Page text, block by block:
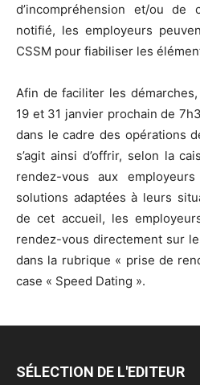
d’incompréhension et/ou de
notifié, les employeurs
CSSM pour fiabiliser les
Afin de faciliter les
19 et 31 janvier prochain de
dans le cadre des opérations
s’agit ainsi d’offrir, selon la
rendez-vous aux
solutions adaptées à leurs
de cet accueil, les
rendez-vous directement sur
dans la rubrique « prise de
case « Speed Dating ».
SÉLECTION DE L'EDITEUR